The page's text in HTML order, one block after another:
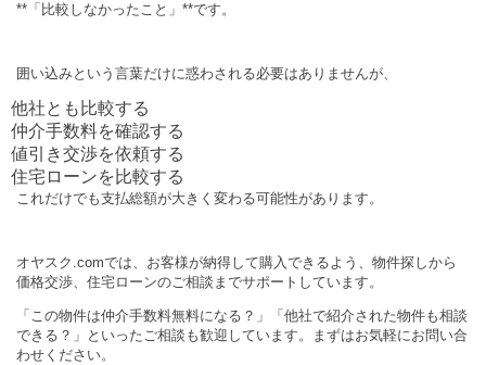
**「比較しなかったこと」**です。
囲い込みという言葉だけに惑わされる必要はありませんが、
他社とも比較する
仲介手数料を確認する
値引き交渉を依頼する
住宅ローンを比較する
これだけでも支払総額が大きく変わる可能性があります。
オヤスク.comでは、お客様が納得して購入できるよう、物件探しから
価格交渉、住宅ローンのご相談までサポートしています。
「この物件は仲介手数料無料になる？」「他社で紹介された物件も相談
できる？」といったご相談も歓迎しています。まずはお気軽にお問い合
わせください。